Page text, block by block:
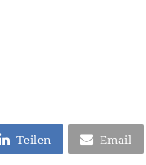
Teilen Email